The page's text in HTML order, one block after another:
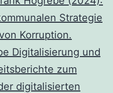
Strategie
Korruption.
Digitalisierung und
zum
digitalisierten